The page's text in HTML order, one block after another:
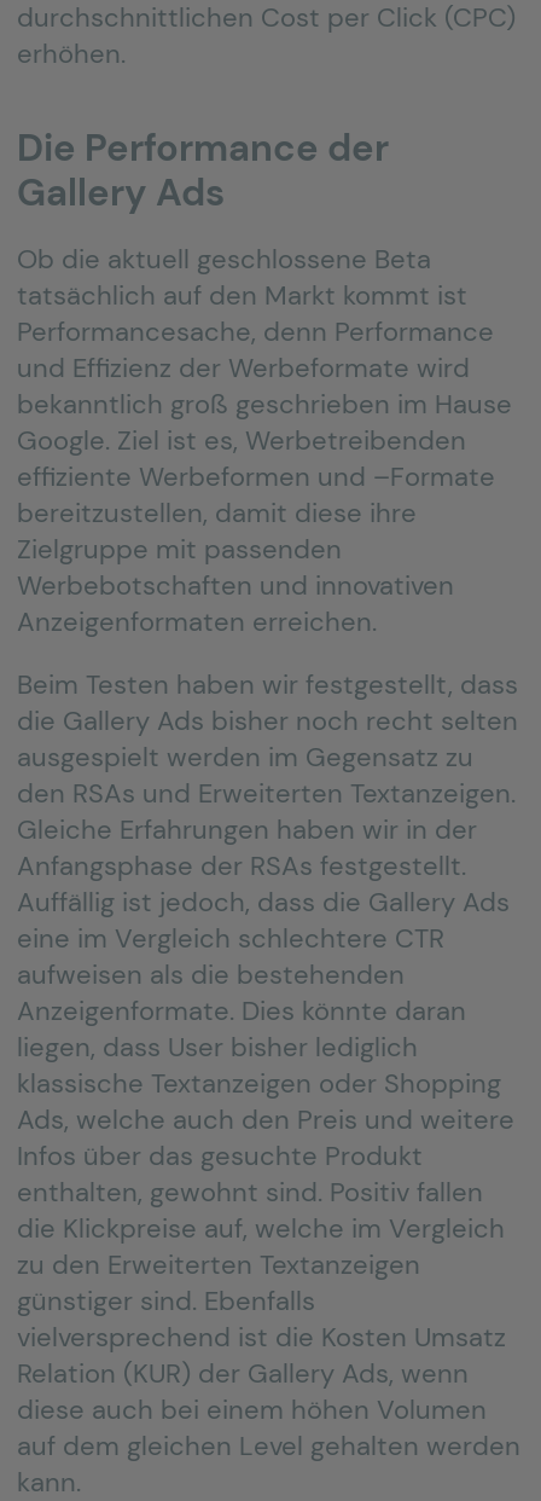
durchschnittlichen Cost per Click (CPC)
erhöhen.
Die Performance der
Gallery Ads
Ob die aktuell geschlossene Beta
tatsächlich auf den Markt kommt ist
Performancesache, denn Performance
und Effizienz der Werbeformate wird
bekanntlich groß geschrieben im Hause
Google. Ziel ist es, Werbetreibenden
effiziente Werbeformen und –Formate
bereitzustellen, damit diese ihre
Zielgruppe mit passenden
Werbebotschaften und innovativen
Anzeigenformaten erreichen.
Beim Testen haben wir festgestellt, dass
die Gallery Ads bisher noch recht selten
ausgespielt werden im Gegensatz zu
den RSAs und Erweiterten Textanzeigen.
Gleiche Erfahrungen haben wir in der
Anfangsphase der RSAs festgestellt.
Auffällig ist jedoch, dass die Gallery Ads
eine im Vergleich schlechtere CTR
aufweisen als die bestehenden
Anzeigenformate. Dies könnte daran
liegen, dass User bisher lediglich
klassische Textanzeigen oder Shopping
Ads, welche auch den Preis und weitere
Infos über das gesuchte Produkt
enthalten, gewohnt sind. Positiv fallen
die Klickpreise auf, welche im Vergleich
zu den Erweiterten Textanzeigen
günstiger sind. Ebenfalls
vielversprechend ist die Kosten Umsatz
Relation (KUR) der Gallery Ads, wenn
diese auch bei einem höhen Volumen
auf dem gleichen Level gehalten werden
kann.